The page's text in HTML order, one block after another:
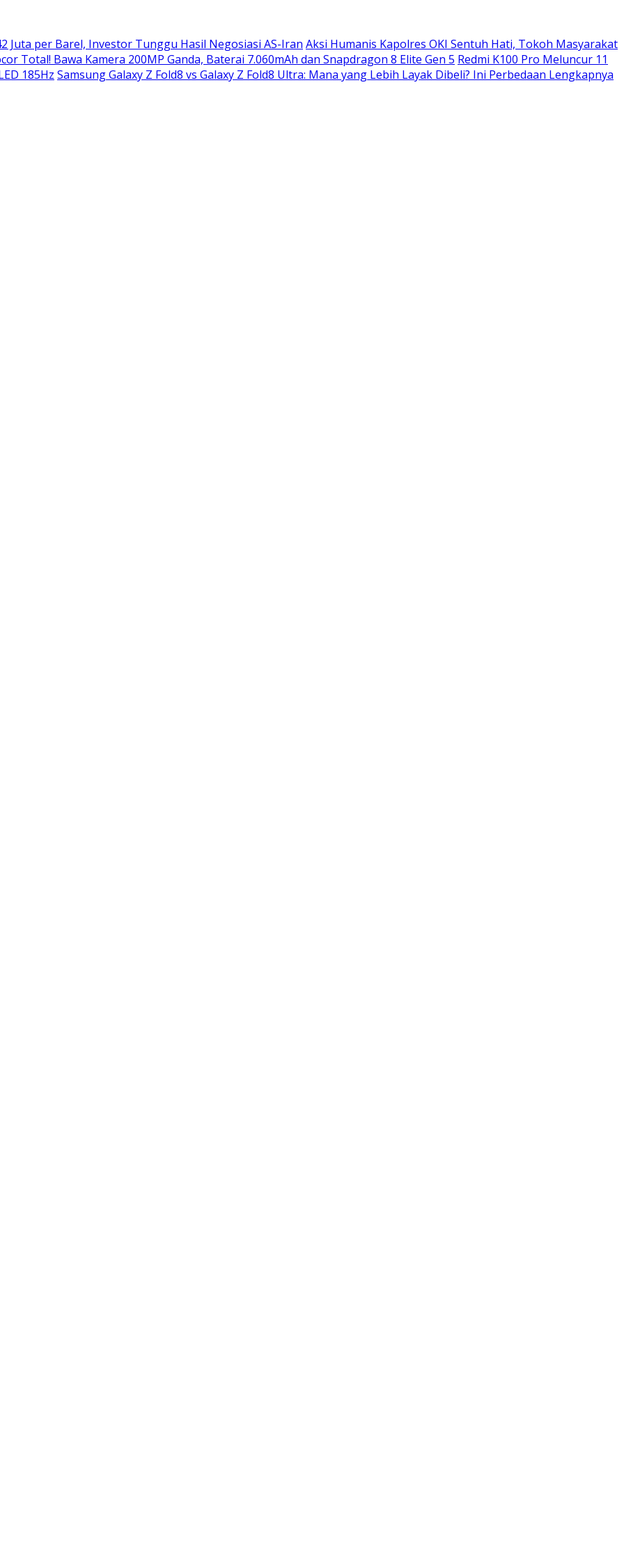
Juta per Barel, Investor Tunggu Hasil Negosiasi AS-Iran Aksi Humanis Kapolres OKI Sentuh Hati, Tokoh Masyarakat
Total! Bawa Kamera 200MP Ganda, Baterai 7.060mAh dan Snapdragon 8 Elite Gen 5 Redmi K100 Pro Meluncur 11
185Hz Samsung Galaxy Z Fold8 vs Galaxy Z Fold8 Ultra: Mana yang Lebih Layak Dibeli? Ini Perbedaan Lengkapnya